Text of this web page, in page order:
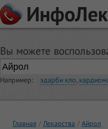
ИнфоЛек
Вы можете
Например: эдарби кло,
Главная Лекарства Айрол